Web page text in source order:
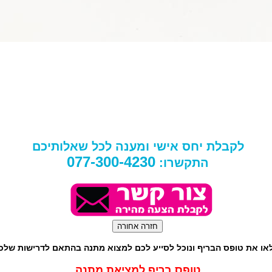
לקבלת יחס אישי ומענה לכל שאלותיכם
התקשרו: 077-300-4230
את טופס הבריף ונוכל לסייע לכם למצוא מתנה בהתאם לדרישות